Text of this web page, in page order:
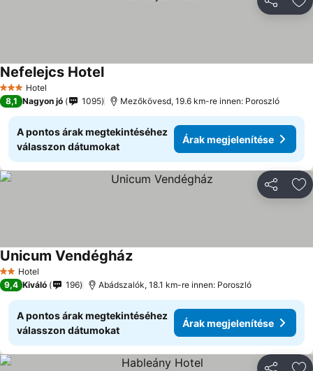
3 Kategória
Hotel
Nefelejcs Hotel
8,1 Nagyon jó 1095 Mezőkövesd, 19.6 km-re innen: Poroszló
A pontos árak megtekintéséhez
válasszon dátumokat
Árak megjelenítése
2 Kategória
Hotel
Unicum Vendégház
9,4 Kiváló 196 Abádszalók, 18.1 km-re innen: Poroszló
A pontos árak megtekintéséhez
válasszon dátumokat
Árak megjelenítése